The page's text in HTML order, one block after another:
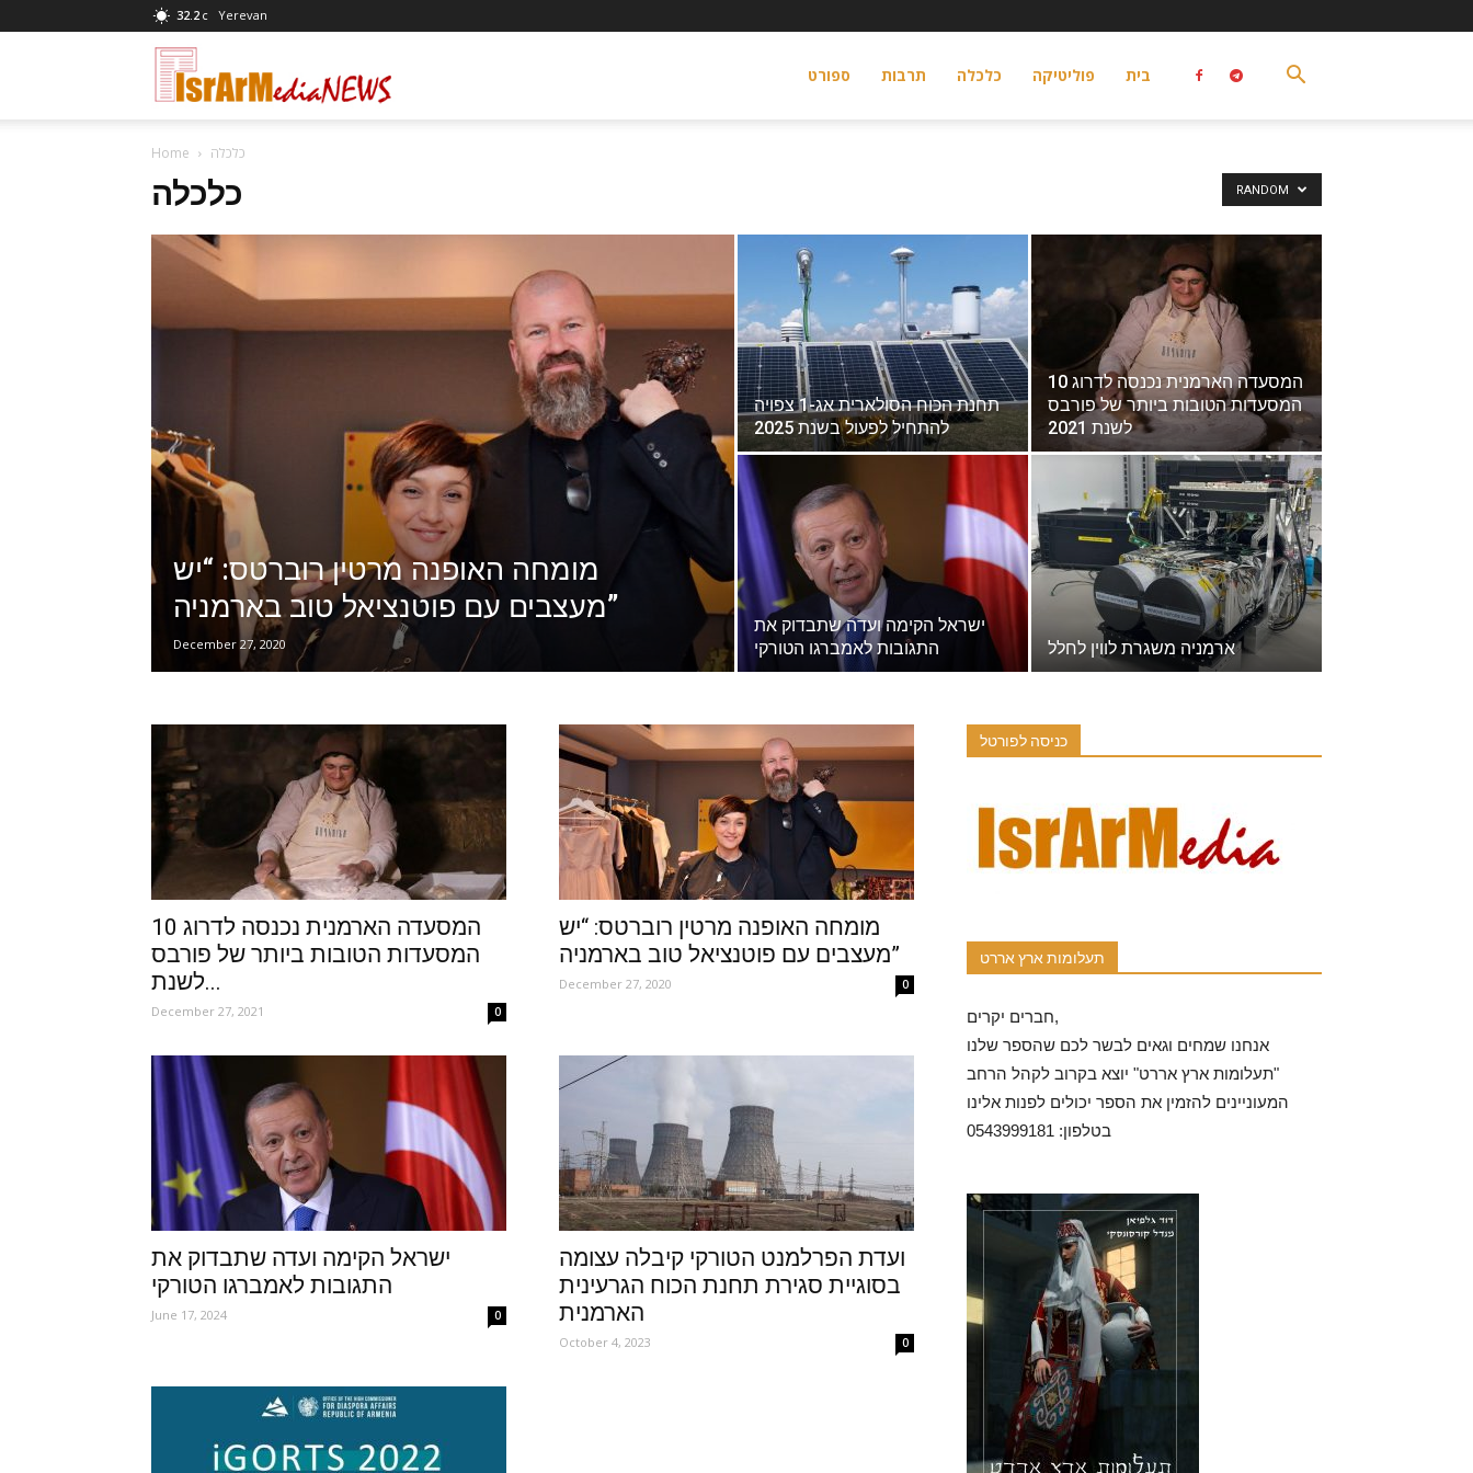
32.2 C Yerevan
ספורט תרבות כלכלה פוליטיקה בית
Home כלכלה
כלכלה RANDOM
מומחה האופנה מרטין רוברטס: “יש
מעצבים עם פוטנציאל טוב בארמניה”
December 27, 2020
תחנת הכוח הסולארית אג-1 צפויה
להתחיל לפעול בשנת 2025
המסעדה הארמנית נכנסה לדרוג 10
המסעדות הטובות ביותר של פורבס
לשנת 2021
ישראל הקימה ועדה שתבדוק את
התגובות לאמברגו הטורקי
ארמניה משגרת לווין לחלל
המסעדה הארמנית נכנסה לדרוג 10
המסעדות הטובות ביותר של פורבס
לשנת...
December 27, 2021 0
מומחה האופנה מרטין רוברטס: “יש
מעצבים עם פוטנציאל טוב בארמניה”
December 27, 2020 0
ישראל הקימה ועדה שתבדוק את
התגובות לאמברגו הטורקי
June 17, 2024 0
ועדת הפרלמנט הטורקי קיבלה עצומה
בסוגיית סגירת תחנת הכוח הגרעינית
הארמנית
October 4, 2023 0
כניסה לפורטל
תעלומות ארץ אררט
חברים יקרים,
אנחנו שמחים וגאים לבשר לכם שהספר שלנו
"תעלומות ארץ אררט" יוצא בקרוב לקהל הרחב
המעוניינים להזמין את הספר יכולים לפנות אלינו
בטלפון: 0543999181